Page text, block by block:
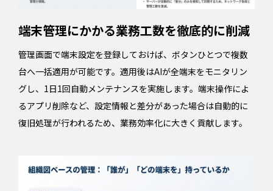
端末管理にかかる業務工数を徹底的に削減
管理画面で端末設定を登録しておけば、ボタンひとつで複数
台へ一括適用が可能です。適用後はAIが全端末をモニタリン
グし、1日1回自動メンテナンスを実施します。端末操作によ
るアプリ削除など、設定情報と差分があった場合は自動的に
復旧処理が行われるため、業務効率化に大きく貢献します。